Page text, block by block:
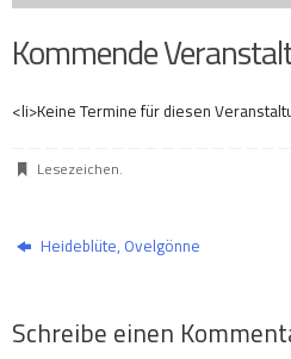
Kommende
<li>Keine Termine für diesen
Lesezeichen.
Heideblüte, Ovelgönne
Schreibe einen